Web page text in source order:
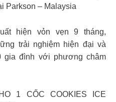
Parkson – Malaysia
hiện vỏn vẹn 9 tháng,
trải nghiệm hiện đại và
gia đình với phương châm
1 CỐC COOKIES ICE